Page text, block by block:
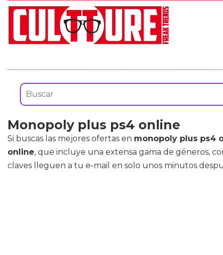
Monopoly plus ps4 online
Si buscas las mejores ofertas en monopoly plus ps4
online, que incluye una extensa gama de géneros,
claves lleguen a tu e-mail en solo unos minutos